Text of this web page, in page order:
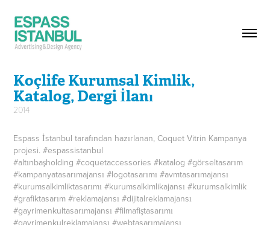
Koçlife Kurumsal Kimlik,
Katalog, Dergi İlanı
2014
Espass İstanbul tarafından hazırlanan, Coquet Vitrin Kampanya
projesi. #espassistanbul
#altınbaşholding #coquetaccessories #katalog #görseltasarım
#kampanyatasarımajansı #logotasarımı #avmtasarımajansı
#kurumsalkimliktasarımı #kurumsalkimlikajansı #kurumsalkimlik
#grafiktasarım #reklamajansı #dijitalreklamajansı
#gayrimenkultasarımajansı #filmafiştasarımı
#gayrimenkulreklamajansı #webtasarımajansı